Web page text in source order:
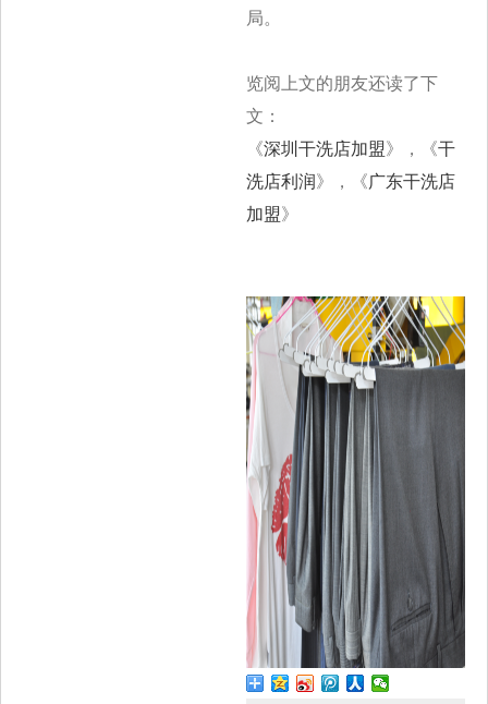
局。
览阅上文的朋友还读了下
文：
《深圳干洗店加盟》，《干
洗店利润》，《广东干洗店
加盟》